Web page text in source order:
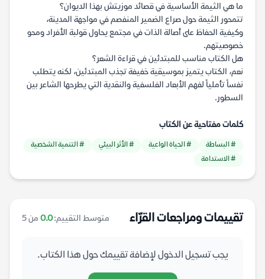
ما هي الثيمة الأساسية في قصائد موزيتش بهذا الديوان؟
تتمحور الثيمة حول صراع الضمير المنفصم في مواجهة المدينة،
وكيفية الحفاظ على أصالة الذات في مجتمع يحاول قولبة الأفراد ومحو
خصوصيتهم.
هل الكتاب مناسب للمبتدئين في قراءة الشعر؟
نعم، الكتاب يتميز بموسيقية خفيفة تجذب المبتدئين، لكنه يتطلب
نفساً تأملياً لفهم الأبعاد الفلسفية والنقدية التي يطرحها الشاعر بين
السطور.
كلمات مفتاحية عن الكتاب
# البساطة # الحياة الواعية # الأثر البيئي
# التنمية الشخصية
# الاستدامة
تقييمات ومراجعات القرّاء متوسط التقييم:0.0 من 5
يجب تسجيل الدخول لإضافة تقييمك حول هذا الكتاب.